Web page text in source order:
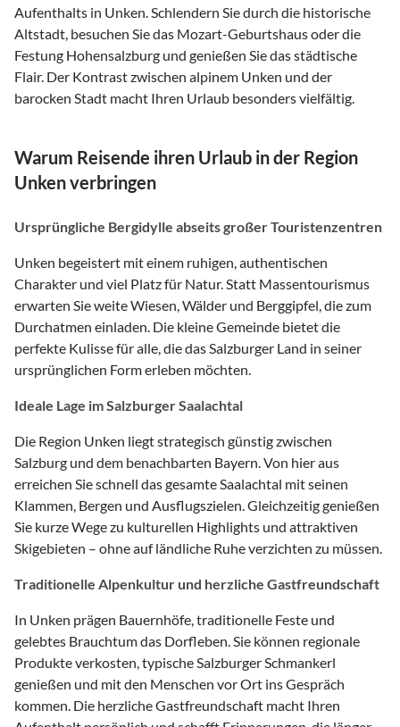
Aufenthalts in Unken. Schlendern Sie durch die historische
Altstadt, besuchen Sie das Mozart-Geburtshaus oder die
Festung Hohensalzburg und genießen Sie das städtische
Flair. Der Kontrast zwischen alpinem Unken und der
barocken Stadt macht Ihren Urlaub besonders vielfältig.
Warum Reisende ihren Urlaub in der Region
Unken verbringen
Ursprüngliche Bergidylle abseits großer Touristenzentren
Unken begeistert mit einem ruhigen, authentischen
Charakter und viel Platz für Natur. Statt Massentourismus
erwarten Sie weite Wiesen, Wälder und Berggipfel, die zum
Durchatmen einladen. Die kleine Gemeinde bietet die
perfekte Kulisse für alle, die das Salzburger Land in seiner
ursprünglichen Form erleben möchten.
Ideale Lage im Salzburger Saalachtal
Die Region Unken liegt strategisch günstig zwischen
Salzburg und dem benachbarten Bayern. Von hier aus
erreichen Sie schnell das gesamte Saalachtal mit seinen
Klammen, Bergen und Ausflugszielen. Gleichzeitig genießen
Sie kurze Wege zu kulturellen Highlights und attraktiven
Skigebieten – ohne auf ländliche Ruhe verzichten zu müssen.
Traditionelle Alpenkultur und herzliche Gastfreundschaft
In Unken prägen Bauernhöfe, traditionelle Feste und
gelebtes Brauchtum das Dorfleben. Sie können regionale
Produkte verkosten, typische Salzburger Schmankerl
genießen und mit den Menschen vor Ort ins Gespräch
kommen. Die herzliche Gastfreundschaft macht Ihren